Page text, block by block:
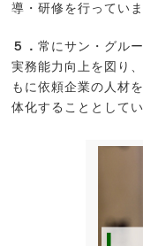
導・研修を行っていま
５．常にサン・グル
実務能力向上を図り
もに依頼企業の人材
体化することとしてい